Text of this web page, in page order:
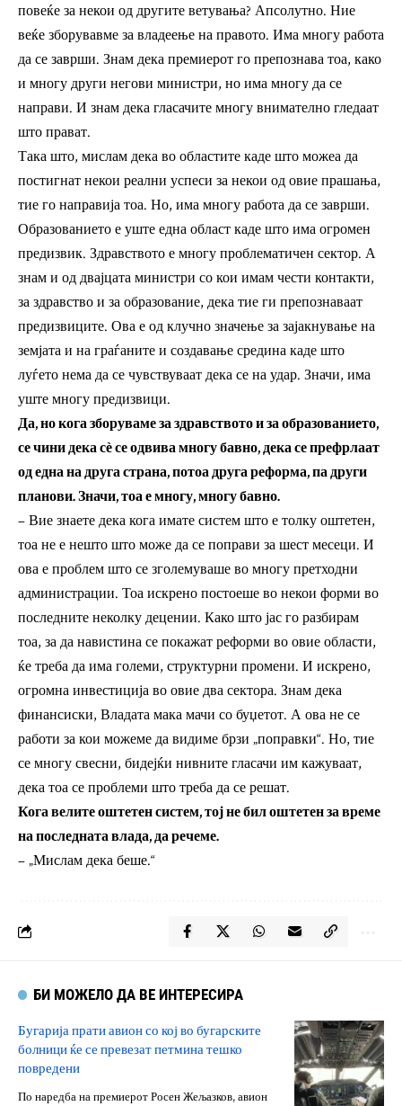
повеќе за некои од другите ветувања? Апсолутно. Ние
веќе зборувавме за владеење на правото. Има многу работа
да се заврши. Знам дека премиерот го препознава тоа, како
и многу други негови министри, но има многу да се
направи. И знам дека гласачите многу внимателно гледаат
што прават.
Така што, мислам дека во областите каде што можеа да
постигнат некои реални успеси за некои од овие прашања,
тие го направија тоа. Но, има многу работа да се заврши.
Образованието е уште една област каде што има огромен
предизвик. Здравството е многу проблематичен сектор. А
знам и од двајцата министри со кои имам чести контакти,
за здравство и за образование, дека тие ги препознаваат
предизвиците. Ова е од клучно значење за зајакнување на
земјата и на граѓаните и создавање средина каде што
луѓето нема да се чувствуваат дека се на удар. Значи, има
уште многу предизвици.
Да, но кога зборуваме за здравството и за образованието,
се чини дека сѐ се одвива многу бавно, дека се префрлаат
од една на друга страна, потоа друга реформа, па други
планови. Значи, тоа е многу, многу бавно.
– Вие знаете дека кога имате систем што е толку оштетен,
тоа не е нешто што може да се поправи за шест месеци. И
ова е проблем што се зголемуваше во многу претходни
администрации. Тоа искрено постоеше во некои форми во
последните неколку децении. Како што јас го разбирам
тоа, за да навистина се покажат реформи во овие области,
ќе треба да има големи, структурни промени. И искрено,
огромна инвестиција во овие два сектора. Знам дека
финансиски, Владата мака мачи со буџетот. А ова не се
работи за кои можеме да видиме брзи „поправки“. Но, тие
се многу свесни, бидејќи нивните гласачи им кажуваат,
дека тоа се проблеми што треба да се решат.
Кога велите оштетен систем, тој не бил оштетен за време
на последната влада, да речеме.
– „Мислам дека беше.“
БИ МОЖЕЛО ДА ВЕ ИНТЕРЕСИРА
Бугарија прати авион со кој во бугарските
болници ќе се превезат петмина тешко
повредени
По наредба на премиерот Росен Жељазков, авион